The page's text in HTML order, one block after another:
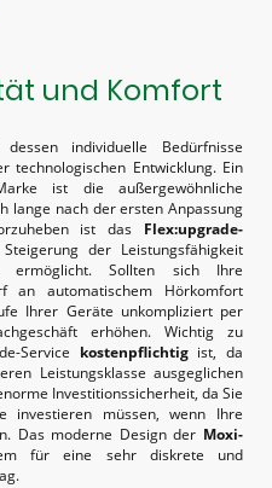
und Komfort
individuelle Bedürfnisse
technologischen Entwicklung. Ein
ist die außergewöhnliche
lange nach der ersten Anpassung
ist das Flex:upgrade-
der Leistungsfähigkeit
ermöglicht. Sollten sich Ihre
an automatischem Hörkomfort
Ihrer Geräte unkompliziert per
erhöhen. Wichtig zu
Service kostenpflichtigist, da
Leistungsklasse ausgeglichen
Investitionssicherheit, da Sie
investieren müssen, wenn Ihre
Das moderne Design der Moxi-
für eine sehr diskrete und